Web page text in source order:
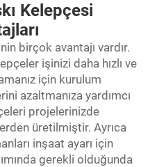
Kelepçesi
birçok avantajı vardır.
işinizi daha hızlı ve
için kurulum
azaltmanıza yardımcı
projelerinizde
üretilmiştir. Ayrıca
inşaat ayarı için
gerekli olduğunda